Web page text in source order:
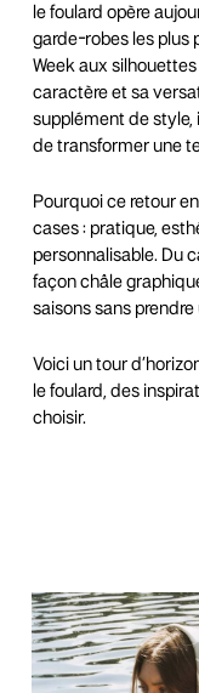
le foulard opère
garde-robes les plus
Week aux
caractère et sa
supplément de style,
de transformer une
Pourquoi ce retour
cases : pratique,
personnalisable. Du
façon châle
saisons sans prendre
Voici un tour
le foulard, des
choisir.